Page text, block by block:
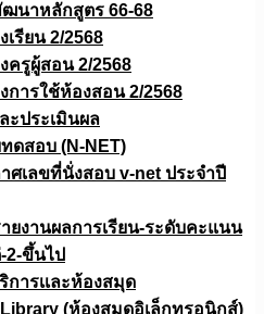
นาหลักสูตร 66-68
เรียน 2/2568
ครูผู้สอน 2/2568
การใช้ห้องสอน 2/2568
ะประเมินผล
ดสอบ (N-NET)
ศเลขที่นั่งสอบ v-net ประจำปี
ยงานผลการเรียน-ระดับคะแนน
2-ขึ้นไป
การเเละห้องสมุด
Library (ห้องสมุดอิเล็กทรอนิกส์)